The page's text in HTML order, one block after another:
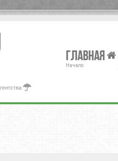
Главная
Начало